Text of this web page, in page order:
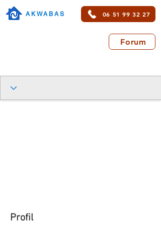
AKWABAS 06 51 99 32 27
Forum
Profil